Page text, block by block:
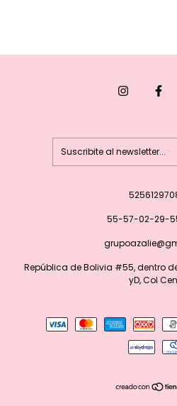
55-57-02-29-
República de Bolivia #55, dentro
yD, Col